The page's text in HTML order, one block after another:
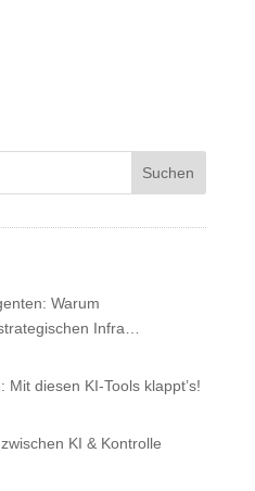
Warum
Infra…
diesen KI-Tools klappt’s!
KI & Kontrolle